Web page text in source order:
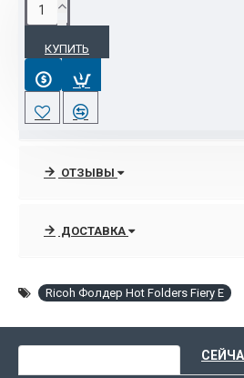
КУПИТЬ
ХАРАКТЕРИСТИКИ
Основные
Страна производитель
ОТЗЫВЫ
ДОСТАВКА
Ricoh Фолдер Hot Folders Fiery E